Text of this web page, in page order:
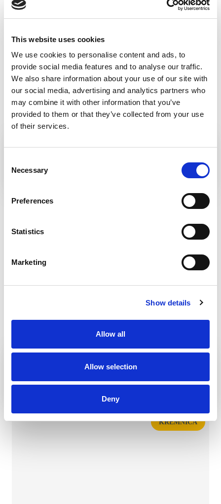
This website uses cookies
We use cookies to personalise content and ads, to
provide social media features and to analyse our traffic.
We also share information about your use of our site with
our social media, advertising and analytics partners who
may combine it with other information that you’ve
provided to them or that they’ve collected from your use
of their services.
Selection
Necessary
Preferences
Statistics
Marketing
Show details
Allow all
Allow selection
Deny
VIA FERRATA SKALKA
KREMNICA
ZAINSPIROWANY
KREMNICA